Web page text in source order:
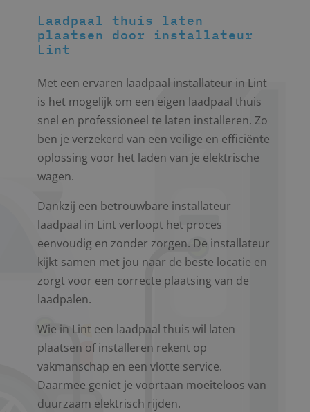
Laadpaal thuis laten
plaatsen door installateur
Lint
Met een ervaren laadpaal installateur in Lint
is het mogelijk om een eigen laadpaal thuis
snel en professioneel te laten installeren. Zo
ben je verzekerd van een veilige en efficiënte
oplossing voor het laden van je elektrische
wagen.
Dankzij een betrouwbare installateur
laadpaal in Lint verloopt het proces
eenvoudig en zonder zorgen. De installateur
kijkt samen met jou naar de beste locatie en
zorgt voor een correcte plaatsing van de
laadpalen.
Wie in Lint een laadpaal thuis wil laten
plaatsen of installeren rekent op
vakmanschap en een vlotte service.
Daarmee geniet je voortaan moeiteloos van
duurzaam elektrisch rijden.